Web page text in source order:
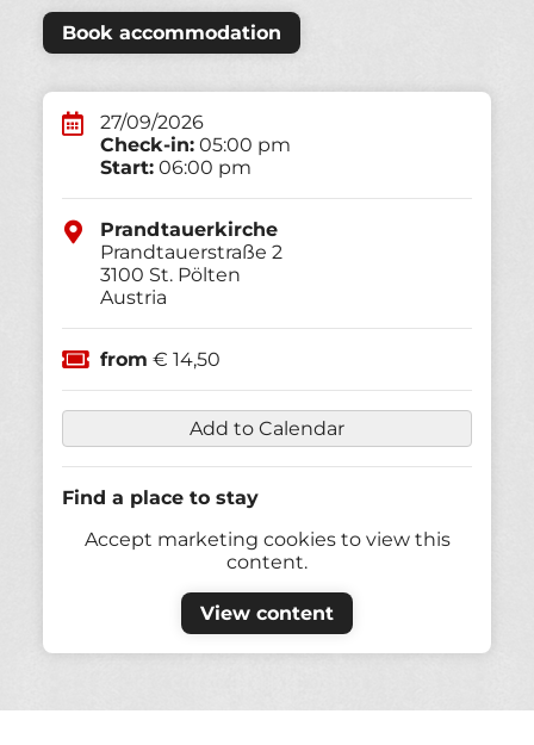
Book accommodation
27/09/2026
Check-in: 05:00 pm
Start: 06:00 pm
Prandtauerkirche
Prandtauerstraße 2
3100 St. Pölten
Austria
from € 14,50
Add to Calendar
Find a place to stay
Accept marketing cookies to view this
content.
View content